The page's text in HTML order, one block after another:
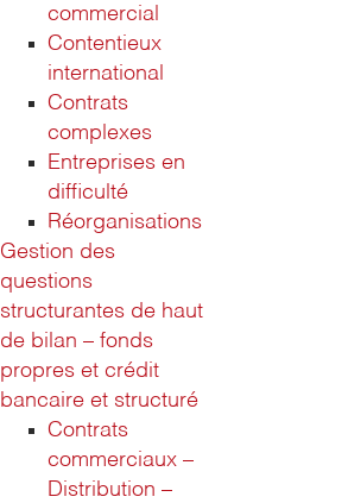
commercial
Contentieux
international
Contrats
complexes
Entreprises en
difficulté
Réorganisations
Gestion des
questions
structurantes de haut
de bilan – fonds
propres et crédit
bancaire et structuré
Contrats
commerciaux –
Distribution –